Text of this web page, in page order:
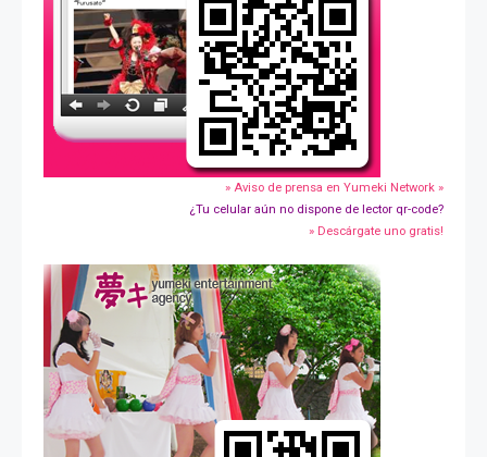
» Aviso de prensa en Yumeki Network »
¿Tu celular aún no dispone de lector qr-code?
» Descárgate uno gratis!